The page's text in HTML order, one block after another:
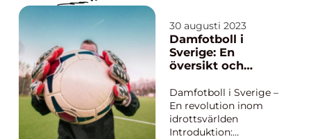
Fotboll har en lång
och rik historia som
sträcker sig tillbaka
till tidigt 1900-tal. Det
sportevenemang och
en manifestation av f...
30 augusti 2023
Damfotboll i
Sverige: En
översikt och
Damfotboll i Sverige –
En revolution inom
idrottsvärlden
Introduktion: